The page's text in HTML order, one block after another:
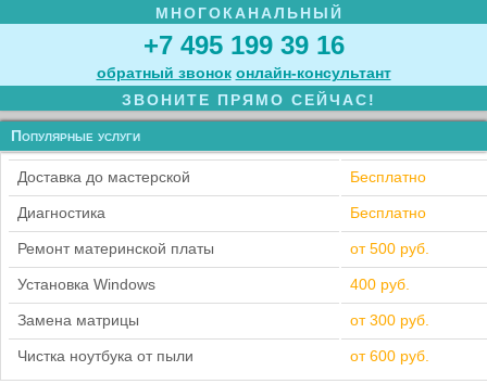
МНОГОКАНАЛЬНЫЙ
+7 495 199 39 16
обратный звонок онлайн‑консультант
ЗВОНИТЕ ПРЯМО СЕЙЧАС!
Популярные услуги
Доставка до мастерской Бесплатно
Диагностика Бесплатно
Ремонт материнской платы от 500 руб.
Установка Windows 400 руб.
Замена матрицы от 300 руб.
Чистка ноутбука от пыли от 600 руб.